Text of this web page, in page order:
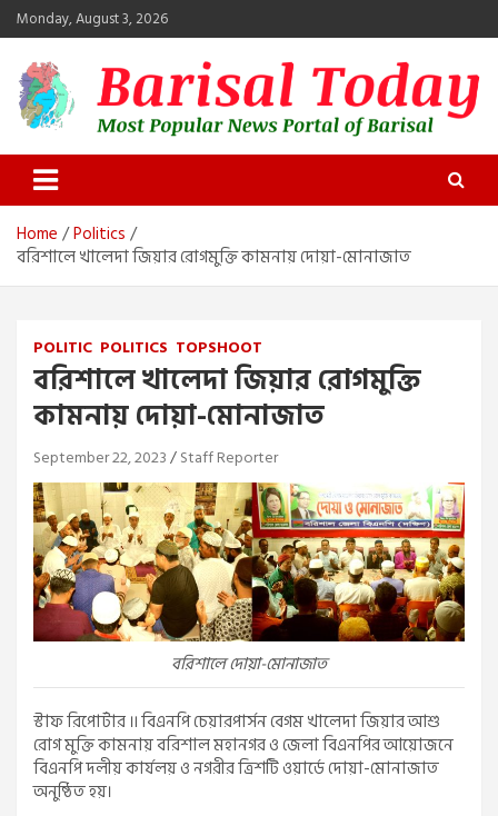
Skip
to
content
Monday, August 3, 2026
Barisal Today
The Most Popular News Portal in Barisal
Home Politics
বরিশালে খালেদা জিয়ার রোগমুক্তি কামনায় দোয়া-মোনাজাত
POLITIC POLITICS TOPSHOOT
বরিশালে খালেদা জিয়ার রোগমুক্তি
কামনায় দোয়া-মোনাজাত
September 22, 2023 Staff Reporter
বরিশালে দোয়া-মোনাজাত
স্টাফ রিপোর্টার ॥ বিএনপি চেয়ারপার্সন বেগম খালেদা জিয়ার আশু
রোগ মুক্তি কামনায় বরিশাল মহানগর ও জেলা বিএনপির আয়োজনে
বিএনপি দলীয় কার্যলয় ও নগরীর ত্রিশটি ওয়ার্ডে দোয়া-মোনাজাত
অনুষ্ঠিত হয়।